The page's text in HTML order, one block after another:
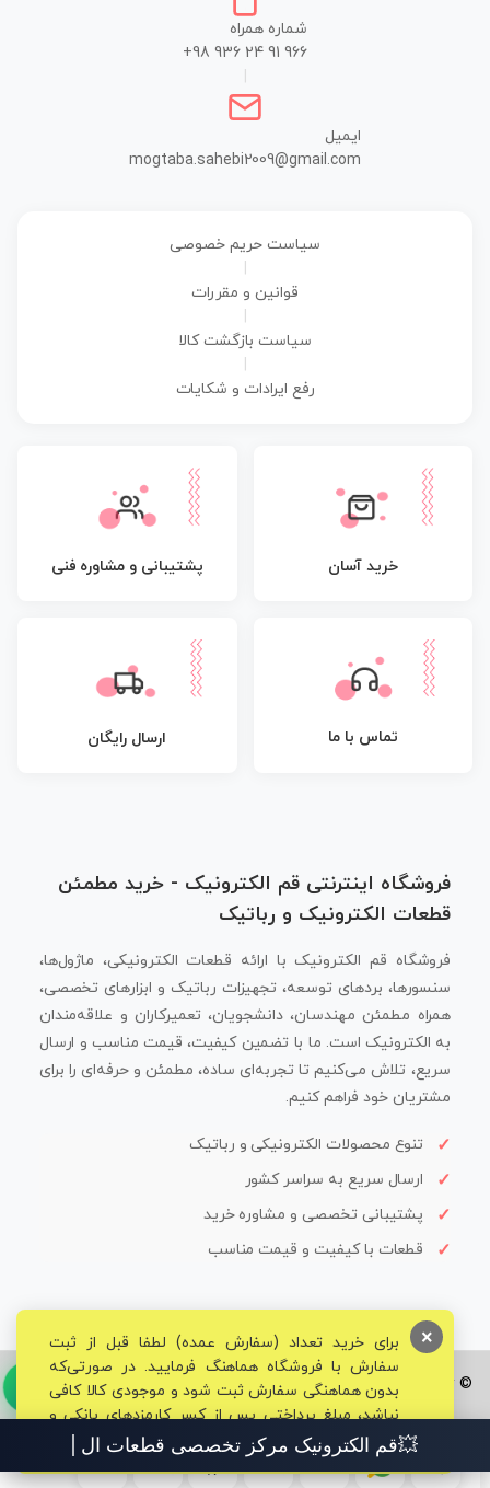
شماره همراه
+98 936 24 91 966
ایمیل
mogtaba.sahebi2009@gmail.com
سیاست حریم خصوصی
قوانین و مقررات
سیاست بازگشت کالا
رفع ایرادات و شکایات
خرید آسان پشتیبانی و مشاوره فنی
تماس با ما ارسال رایگان
فروشگاه اینترنتی قم الکترونیک - خرید مطمئن
قطعات الکترونیک و رباتیک
فروشگاه قم الکترونیک با ارائه قطعات الکترونیکی، ماژول‌ها،
سنسورها، بردهای توسعه، تجهیزات رباتیک و ابزارهای تخصصی،
همراه مطمئن مهندسان، دانشجویان، تعمیرکاران و علاقه‌مندان
به الکترونیک است. ما با تضمین کیفیت، قیمت مناسب و ارسال
سریع، تلاش می‌کنیم تا تجربه‌ای ساده، مطمئن و حرفه‌ای را برای
مشتریان خود فراهم کنیم.
تنوع محصولات الکترونیکی و رباتیک
ارسال سریع به سراسر کشور
پشتیبانی تخصصی و مشاوره خرید
قطعات با کیفیت و قیمت مناسب
© تمامی حقوق برای فروشگاه تخصصی قم الکترونیک محفوظ می‌باشد.
برای خرید تعداد (سفارش عمده) لطفا قبل از ثبت
سفارش با فروشگاه هماهنگ فرمایید. در صورتی‌که
بدون هماهنگی سفارش ثبت شود و موجودی کالا کافی
نباشد، مبلغ پرداختی پس از کسر کارمزدهای بانکی و
مالیاتی به حساب شما بازگشت داده خواهد شد.
×
💥قم الکترونیک مرکز تخصصی قطعات الکترونی